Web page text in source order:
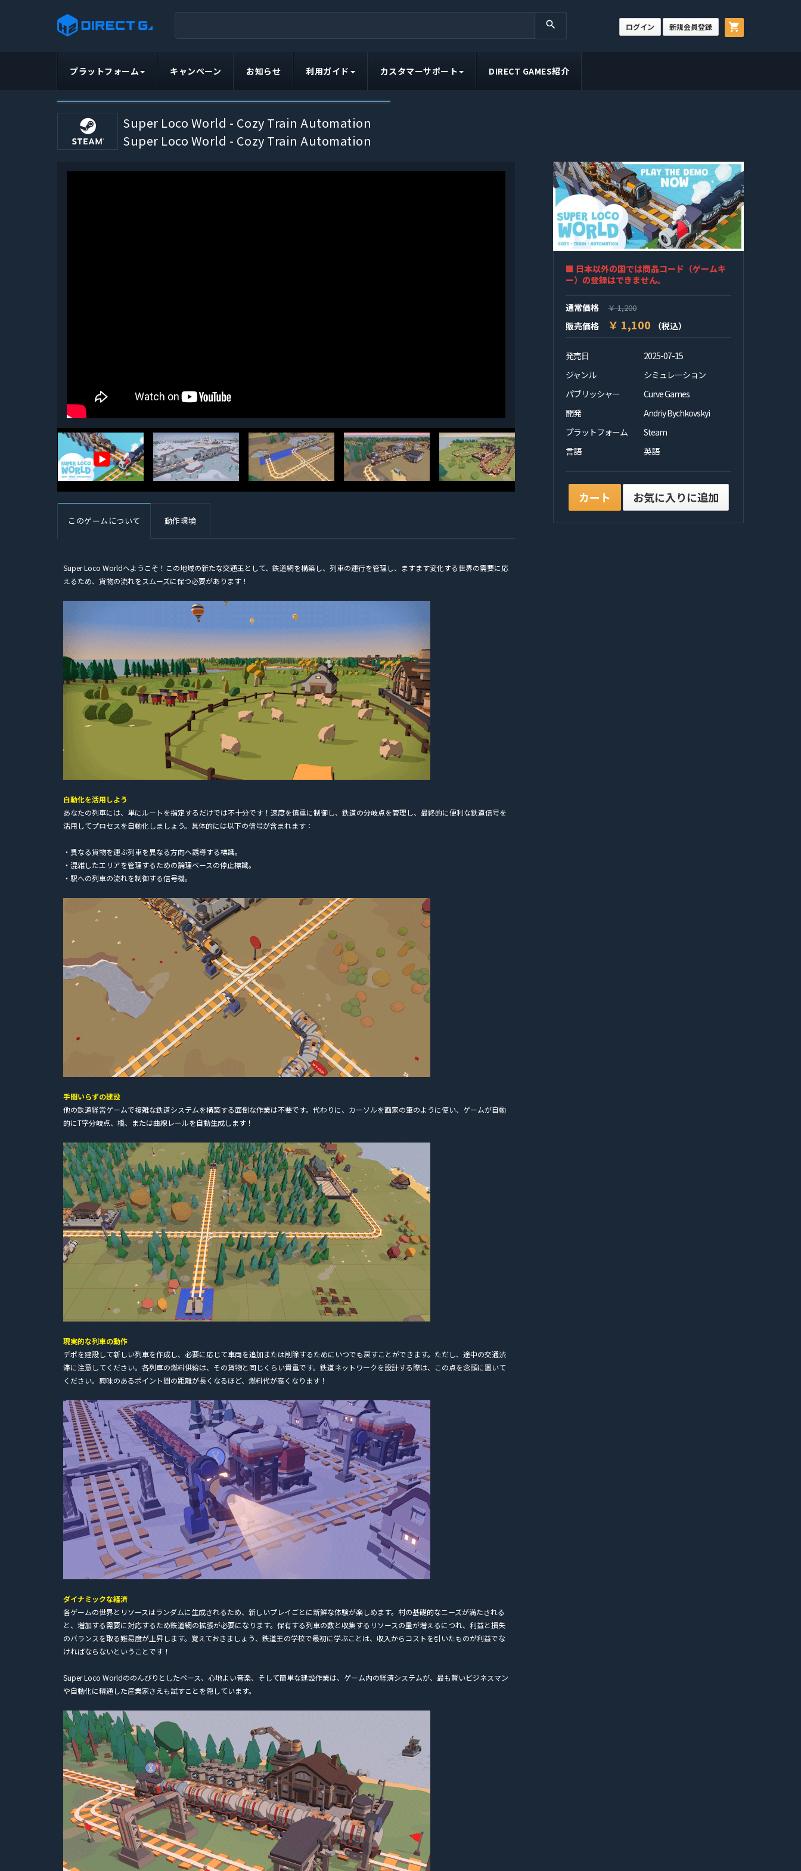
search shopping_cart
ログイン 新規会員登録
プラットフォーム キャンペーン お知らせ 利用ガイド カスタマーサポート DIRECT GAMES紹介
Super Loco World - Cozy Train Automation
Super Loco World - Cozy Train Automation
▶
このゲームについて 動作環境
Super Loco Worldへようこそ！この地域の新たな交通王として、鉄道網を構築し、列車の運行を管理し、ますます変化する世界の需要に応
えるため、貨物の流れをスムーズに保つ必要があります！
自動化を活用しよう
あなたの列車には、単にルートを指定するだけでは不十分です！速度を慎重に制御し、鉄道の分岐点を管理し、最終的に便利な鉄道信号を
活用してプロセスを自動化しましょう。具体的には以下の信号が含まれます：
・異なる貨物を運ぶ列車を異なる方向へ誘導する標識。
・混雑したエリアを管理するための論理ベースの停止標識。
・駅への列車の流れを制御する信号機。
手間いらずの建設
他の鉄道経営ゲームで複雑な鉄道システムを構築する面倒な作業は不要です。代わりに、カーソルを画家の筆のように使い、ゲームが自動
的にT字分岐点、橋、または曲線レールを自動生成します！
現実的な列車の動作
デポを建設して新しい列車を作成し、必要に応じて車両を追加または削除するためにいつでも戻すことができます。ただし、途中の交通渋
滞に注意してください。各列車の燃料供給は、その貨物と同じくらい貴重です。鉄道ネットワークを設計する際は、この点を念頭に置いて
ください。興味のあるポイント間の距離が長くなるほど、燃料代が高くなります！
ダイナミックな経済
各ゲームの世界とリソースはランダムに生成されるため、新しいプレイごとに新鮮な体験が楽しめます。村の基礎的なニーズが満たされる
と、増加する需要に対応するため鉄道網の拡張が必要になります。保有する列車の数と収集するリソースの量が増えるにつれ、利益と損失
のバランスを取る難易度が上昇します。覚えておきましょう、鉄道王の学校で最初に学ぶことは、収入からコストを引いたものが利益でな
ければならないということです！
Super Loco Worldののんびりとしたペース、心地よい音楽、そして簡単な建設作業は、ゲーム内の経済システムが、最も賢いビジネスマン
や自動化に精通した産業家さえも試すことを隠しています。
■ 日本以外の国では商品コード（ゲームキ
ー）の登録はできません。
通常価格 ￥ 1,200
販売価格 ￥ 1,100 （税込）
発売日
2025-07-15
ジャンル
シミュレーション
パブリッシャー
Curve Games
開発
Andriy Bychkovskyi
プラットフォーム
Steam
言語
英語
カート お気に入りに追加